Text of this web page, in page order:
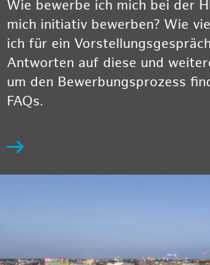
Wie bewerbe ich mich bei der
mich initiativ bewerben? Wie
ich für ein
Antworten auf diese und
um den Bewerbungsprozess
FAQs.